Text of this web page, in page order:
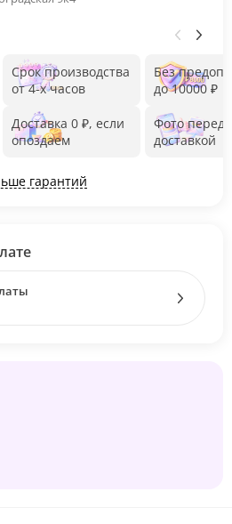
Срок производства
от 4-х часов
Доставка 0 ₽, если
опоздаем
Без
до 10000 ₽
Фото перед
доставкой
гарантий